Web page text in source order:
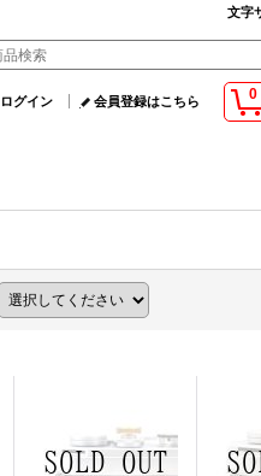
文字
0
ログイン 会員登録はこちら